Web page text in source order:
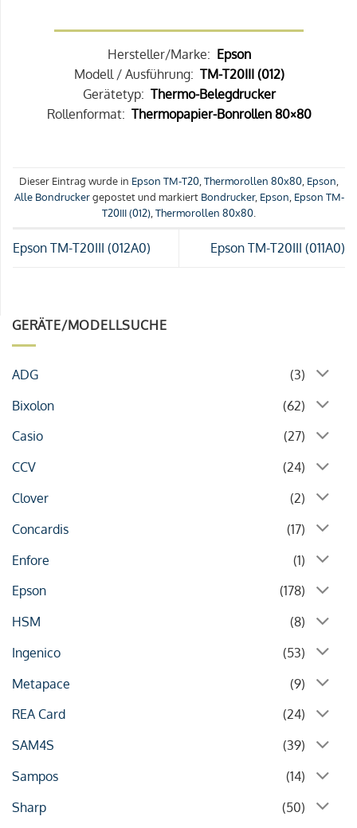
GERÄTE/MODELLSUCHE
ADG
(3)
Bixolon
(62)
Casio
(27)
CCV
(24)
Clover
(2)
Concardis
(17)
Enfore
(1)
Epson
(178)
HSM
(8)
Ingenico
(53)
Metapace
(9)
REA Card
(24)
SAM4S
(39)
Sampos
(14)
Sharp
(50)
Hersteller/Marke: Epson
Modell / Ausführung: TM-T20III (012)
Gerätetyp: Thermo-Belegdrucker
Rollenformat: Thermopapier-Bonrollen 80×80
Dieser Eintrag wurde in Epson TM-T20,Thermorollen 80x80, Epson,
Alle Bondruckergepostet und markiert Bondrucker, Epson, Epson TM-
T20III (012),Thermorollen 80x80.
Epson TM-T20III (012A0) Epson TM-T20III (011A0)